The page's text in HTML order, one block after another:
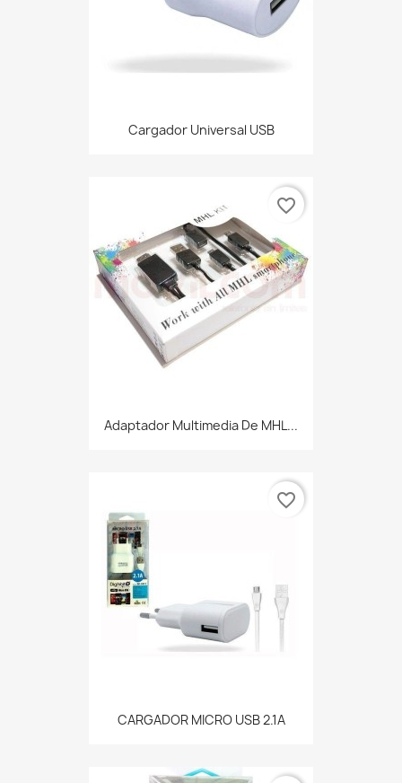
Cargador Universal USB
Adaptador Multimedia De MHL...
favorite_border
CARGADOR MICRO USB 2.1A
favorite_border